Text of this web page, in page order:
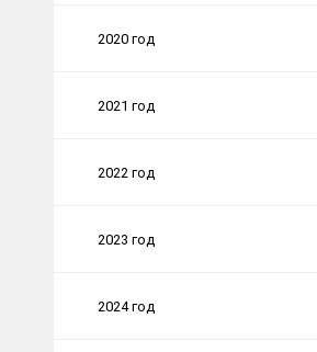
2020 год
2021 год
2022 год
2023 год
2024 год